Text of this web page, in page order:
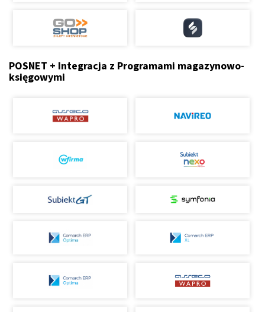
POSNET + Integracja z Programami magazynowo-
księgowymi